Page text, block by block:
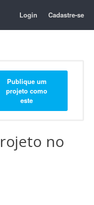
Login Cadastre-se
Publique um
projeto como
este
no